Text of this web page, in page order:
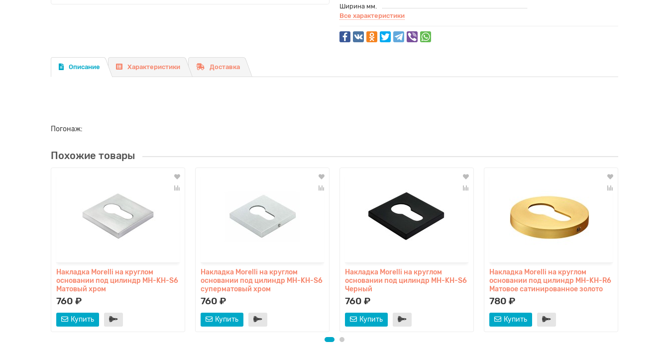
Ширина мм.
Все характеристики
Описание Характеристики Доставка
Погонаж:
Похожие товары
Накладка Morelli на круглом
основании под цилиндр MH-KH-S6
Матовый хром
760 ₽
Купить
Накладка Morelli на круглом
основании под цилиндр MH-KH-S6
суперматовый хром
760 ₽
Купить
Накладка Morelli на круглом
основании под цилиндр MH-KH-S6
Черный
760 ₽
Купить
Накладка Morelli на круглом
основании под цилиндр MH-KH-R6
Матовое сатинированное золото
780 ₽
Купить